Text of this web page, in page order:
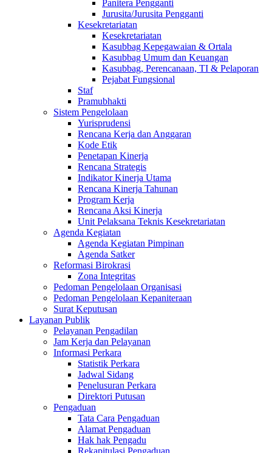
Panitera Pengganti
Jurusita/Jurusita Pengganti
Kesekretariatan
Kesekretariatan
Kasubbag Kepegawaian & Ortala
Kasubbag Umum dan Keuangan
Kasubbag, Perencanaan, TI & Pelaporan
Pejabat Fungsional
Staf
Pramubhakti
Sistem Pengelolaan
Yurisprudensi
Rencana Kerja dan Anggaran
Kode Etik
Penetapan Kinerja
Rencana Strategis
Indikator Kinerja Utama
Rencana Kinerja Tahunan
Program Kerja
Rencana Aksi Kinerja
Unit Pelaksana Teknis Kesekretariatan
Agenda Kegiatan
Agenda Kegiatan Pimpinan
Agenda Satker
Reformasi Birokrasi
Zona Integritas
Pedoman Pengelolaan Organisasi
Pedoman Pengelolaan Kepaniteraan
Surat Keputusan
Layanan Publik
Pelayanan Pengadilan
Jam Kerja dan Pelayanan
Informasi Perkara
Statistik Perkara
Jadwal Sidang
Penelusuran Perkara
Direktori Putusan
Pengaduan
Tata Cara Pengaduan
Alamat Pengaduan
Hak hak Pengadu